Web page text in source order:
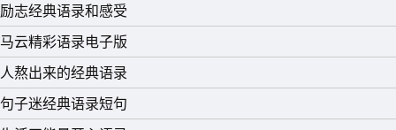
励志经典语录和感受
马云精彩语录电子版
人熬出来的经典语录
句子迷经典语录短句